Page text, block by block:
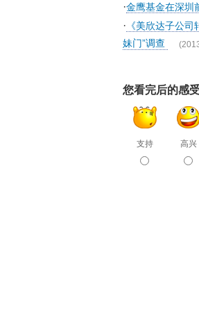
·金鹰基金在深圳
· 《美欣达子公
妹门”调查
您看完后的感
支持 高兴